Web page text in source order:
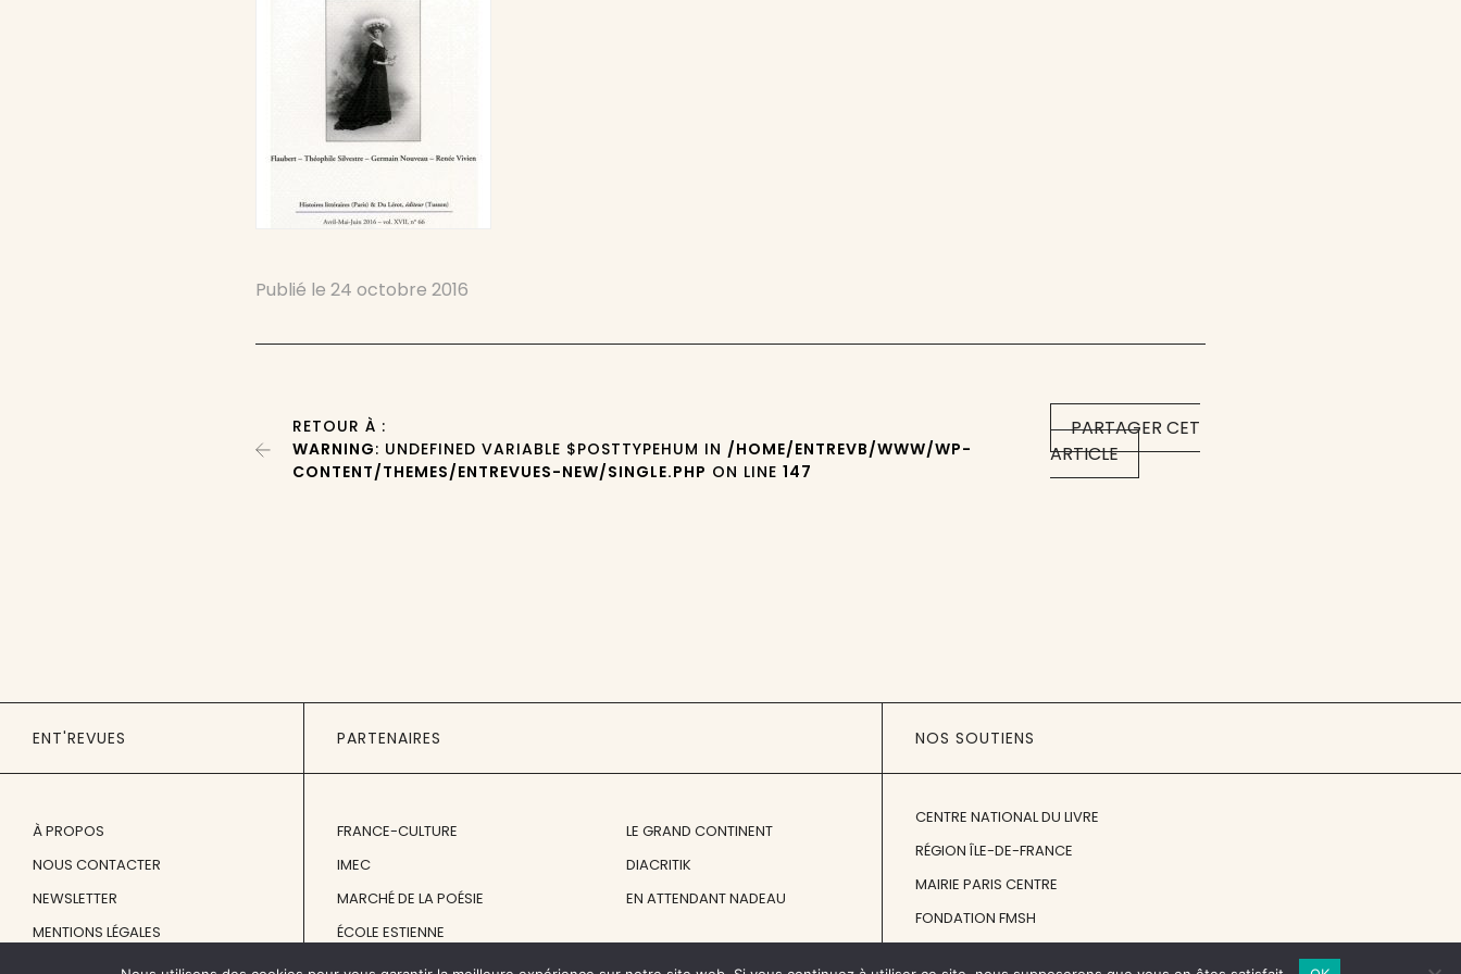
Publié le24 octobre 2016
PARTAGER CET
ARTICLE
RETOUR À :
WARNING: UNDEFINED VARIABLE $POSTTYPEHUM IN /HOME/ENTREVB/WWW/WP-
CONTENT/THEMES/ENTREVUES-NEW/SINGLE.PHP ON LINE147
ENT'REVUES
À PROPOS
NOUS CONTACTER
NEWSLETTER
MENTIONS LÉGALES
PARTENAIRES
FRANCE-CULTURE
IMEC
MARCHÉ DE LA POÉSIE
ÉCOLE ESTIENNE
LE GRAND CONTINENT
DIACRITIK
EN ATTENDANT NADEAU
NOS SOUTIENS
CENTRE NATIONAL DU LIVRE
RÉGION ÎLE-DE-FRANCE
MAIRIE PARIS CENTRE
FONDATION FMSH